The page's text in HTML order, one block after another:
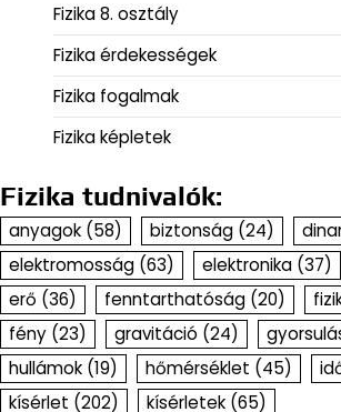
Fizika 8. osztály
Fizika érdekességek
Fizika fogalmak
Fizika képletek
Fizika tudnivalók:
anyagok (58) biztonság (24)
elektromosság (63) elektronika (37)
erő (36) fenntarthatóság (20)
fény (23) gravitáció (24)
hullámok (19) hőmérséklet (45)
kísérlet (202) kísérletek (65)